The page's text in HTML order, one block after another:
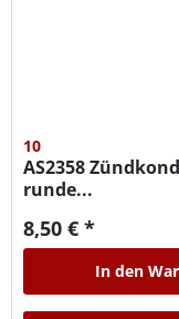
10
AS2358
runde...
8,50 € *
In den